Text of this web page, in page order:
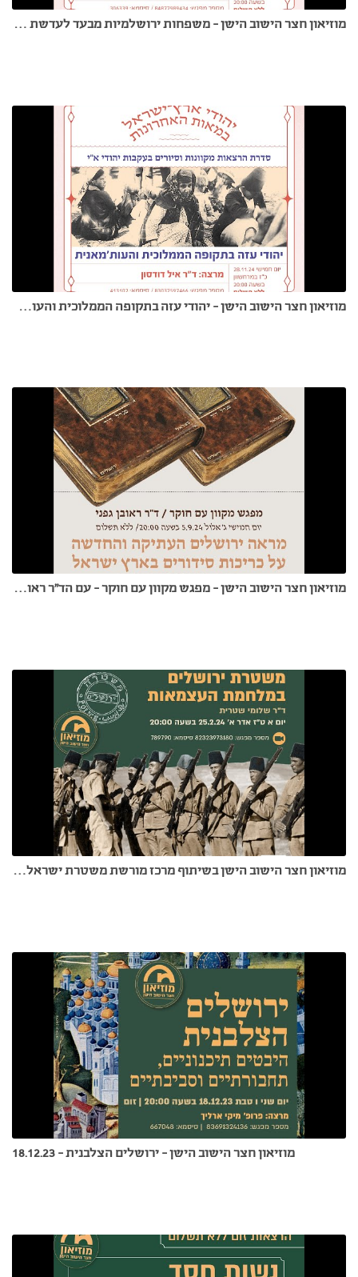
מוזיאון חצר הישוב הישן - משפחות ירושלמיות מבעד לעדשת המצלמה - ד"ר לביא שי - 5.12.24
מוזיאון חצר הישוב הישן - יהודי עזה בתקופה הממלוכית והעותמנית - ד"ר איל דוידסון - 28.11.24
מוזיאון חצר הישוב הישן - מפגש מקוון עם חוקר - עם הד"ר ראובן גפני 5.9.24
מוזיאון חצר הישוב הישן בשיתוף מרכז מורשת משטרת ישראל - משטרת ירושלים במלחמת העצמאות
מוזיאון חצר הישוב הישן - ירושלים הצלבנית - 18.12.23